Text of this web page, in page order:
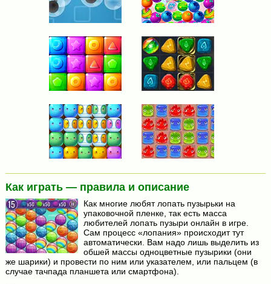
Как играть — правила и описание
Как многие любят лопать пузырьки на
упаковочной пленке, так есть масса
любителей лопать пузыри онлайн в игре.
Сам процесс «лопания» происходит тут
автоматически. Вам надо лишь выделить из
обшей массы одноцветные пузырики (они
же шарики) и провести по ним или указателем, или пальцем (в
случае тачпада планшета или смартфона).